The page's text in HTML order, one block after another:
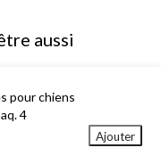
aussi
pour chiens
4
Ajouter